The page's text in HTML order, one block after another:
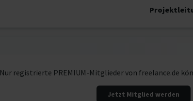
Nur registrierte PREMIUM-Mitglieder von freelance.de
Jetzt Mitglied werden